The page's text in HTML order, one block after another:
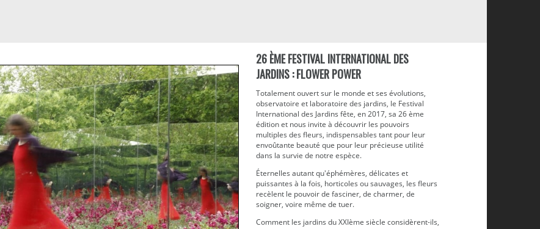
26 ÈME FESTIVAL INTERNATIONAL DES
JARDINS : FLOWER POWER
Totalement ouvert sur le monde et ses évolutions,
observatoire et laboratoire des jardins, le Festival
International des Jardins fête, en 2017, sa 26 ème
édition et nous invite à découvrir les pouvoirs
multiples des fleurs, indispensables tant pour leur
envoûtante beauté que pour leur précieuse utilité
dans la survie de notre espèce.
Éternelles autant qu'éphémères, délicates et
puissantes à la fois, horticoles ou sauvages, les fleurs
recèlent le pouvoir de fasciner, de charmer, de
soigner, voire même de tuer.
Comment les jardins du XXIème siècle considèrent-ils,